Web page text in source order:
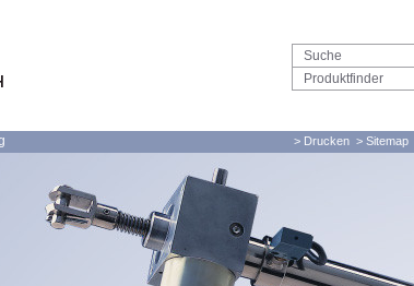
Produktfinder
> Drucken > Sitemap